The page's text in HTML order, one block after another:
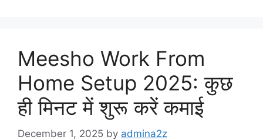
Meesho Work From
Home Setup 2025: कुछ
ही मिनट में शुरू करें कमाई
December 1, 2025 by admina2z